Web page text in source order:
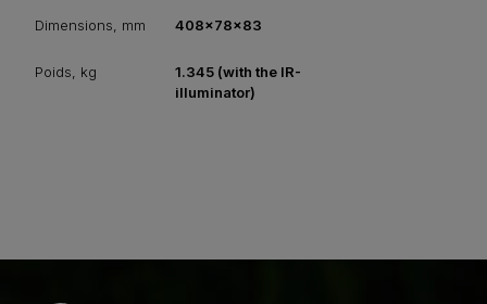
Dimensions, mm 408x78x83
Poids, kg
1.345 (with the IR-
illuminator)